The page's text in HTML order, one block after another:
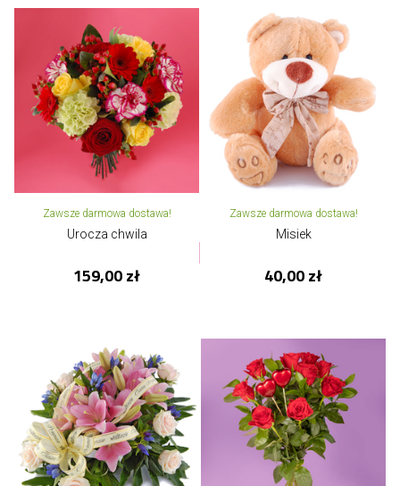
Zawsze darmowa dostawa!
Urocza chwila
159,00 zł
Zawsze darmowa dostawa!
Misiek
40,00 zł